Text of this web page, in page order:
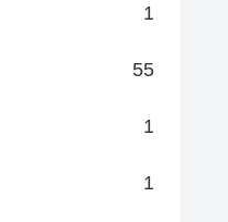
1
55
1
1